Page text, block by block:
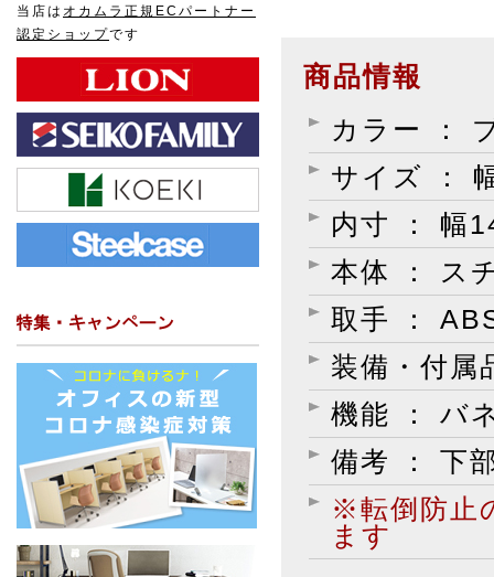
商品情報
カラー ：
サイズ ：
内寸 ： 幅
本体 ： ス
取手 ：
装備・付属
機能 ： バ
備考 ： 下
※転倒防止
ます
当店は オカムラ正規ECパートナー
認定ショップです